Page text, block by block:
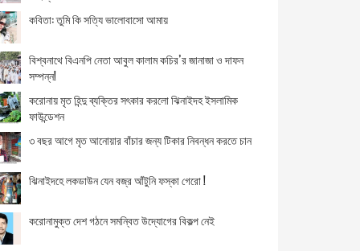
একসঙ্গে ৯ সন্তান জন্ম দিলেন ২৫ বছর বয়সি গৃহবধূ
বিশ্বে একদিনে করোনায় ১৪ হাজার মানুষের মৃত্যু
ভারতে একদিনে করোনায় সাড়ে ৩ হাজারের বেশি মৃত্যু
মেক্সিকোতে মেট্রো ট্রেন দুর্ঘটনায় নিহত ১৫
ভারতে করোনা শনাক্ত ২ কোটি ছাড়িয়েছে
ভারতে করোনায় গত একদিনে আরও সাড়ে তিন হাজার মৃত্যু
কবিতা: তুমি কি সত্যি ভালোবাসো আমায়
বিশ্বনাথে বিএনপি নেতা আবুল কালাম কচির’র জানাজা ও দাফন
সম্পন্ন!
করোনায় মৃত হিন্দু ব্যক্তির সৎকার করলো ঝিনাইদহ ইসলামিক
ফাউন্ডেশন
৩ বছর আগে মৃত আনোয়ার বাঁচার জন্য টিকার নিবন্ধন করতে চান
ঝিনাইদহে লকডাউন যেন বজ্র আঁটুনি ফস্কা গেরো !
করোনামুক্ত দেশ গঠনে সমন্বিত উদ্যোগের বিকল্প নেই